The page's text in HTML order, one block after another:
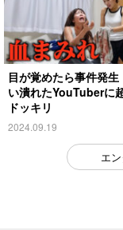
目が覚めたら事件発
い潰れたYouTuberに
ドッキリ
2024.09.19
エ